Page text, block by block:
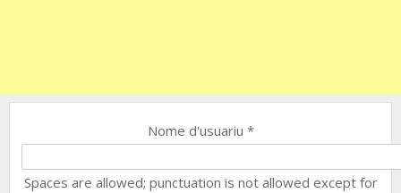
Nome d'usuariu *
Spaces are allowed; punctuation is not allowed except for